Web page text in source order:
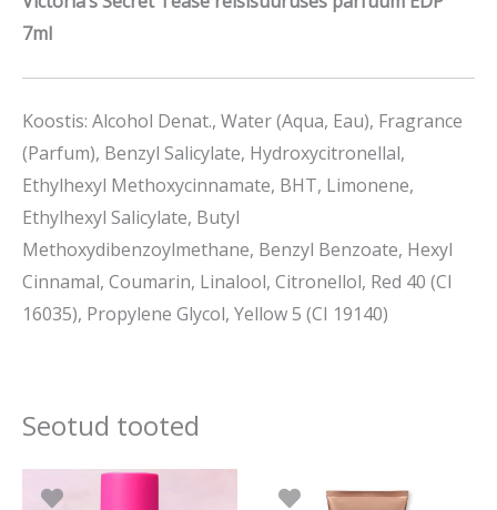
7ml
Koostis: Alcohol Denat., Water (Aqua, Eau), Fragrance
(Parfum), Benzyl Salicylate, Hydroxycitronellal,
Ethylhexyl Methoxycinnamate, BHT, Limonene,
Ethylhexyl Salicylate, Butyl
Methoxydibenzoylmethane, Benzyl Benzoate, Hexyl
Cinnamal, Coumarin, Linalool, Citronellol, Red 40 (CI
16035), Propylene Glycol, Yellow 5 (CI 19140)
Seotud tooted
Algne
hind